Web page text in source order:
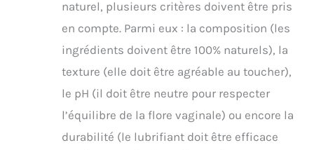
naturel, plusieurs critères doivent être pris
en compte. Parmi eux : la composition (les
ingrédients doivent être 100% naturels), la
texture (elle doit être agréable au toucher),
le pH (il doit être neutre pour respecter
l’équilibre de la flore vaginale) ou encore la
durabilité (le lubrifiant doit être efficace